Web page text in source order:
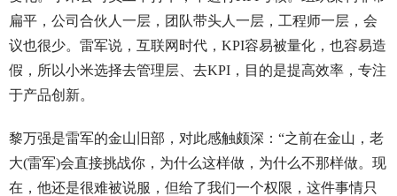
扁平，公司合伙人一层，团队带头人一层，工程师一层，会
议也很少。雷军说，互联网时代，KPI容易被量化，也容易造
假，所以小米选择去管理层、去KPI，目的是提高效率，专注
于产品创新。
黎万强是雷军的金山旧部，对此感触颇深：“之前在金山，老
大(雷军)会直接挑战你，为什么这样做，为什么不那样做。现
在，他还是很难被说服，但给了我们一个权限，这件事情只